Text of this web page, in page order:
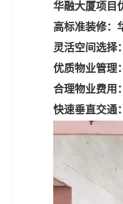
华融大厦项目
高标准装修：
灵活空间选择
优质物业管理
合理物业费用
快速垂直交通